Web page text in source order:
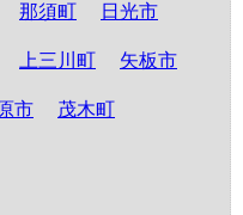
那須町 日光市
上三川町 矢板市
市 茂木町